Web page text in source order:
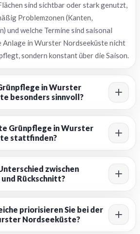
sind sichtbar oder stark genutzt,
Problemzonen (Kanten,
und welche Termine sind saisonal
Anlage in Wurster Nordseeküste nicht
sondern konstant über die Saison.
in Wurster
besonders sinnvoll?
Grünpflege in Wurster
stattfinden?
zwischen
Rückschnitt?
priorisieren Sie bei der
Nordseeküste?